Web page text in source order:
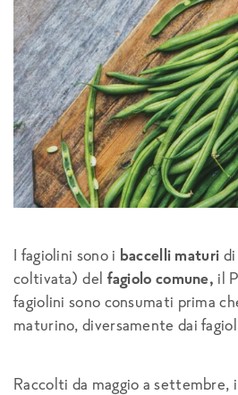
I fagiolini sono i baccelli maturi
coltivata) del fagiolo comune, il
fagiolini sono consumati prima
maturino, diversamente dai
Raccolti da maggio a settembre,